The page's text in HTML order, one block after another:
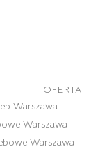
OFERTA
Warszawa
Warszawa
Warszawa